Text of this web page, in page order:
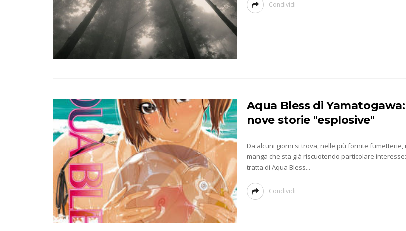
Condividi
Aqua Bless di Yamatogawa:
nove storie "esplosive"
Da alcuni giorni si trova, nelle più fornite fumetterie,
manga che sta già riscuotendo particolare
tratta di Aqua Bless...
Condividi